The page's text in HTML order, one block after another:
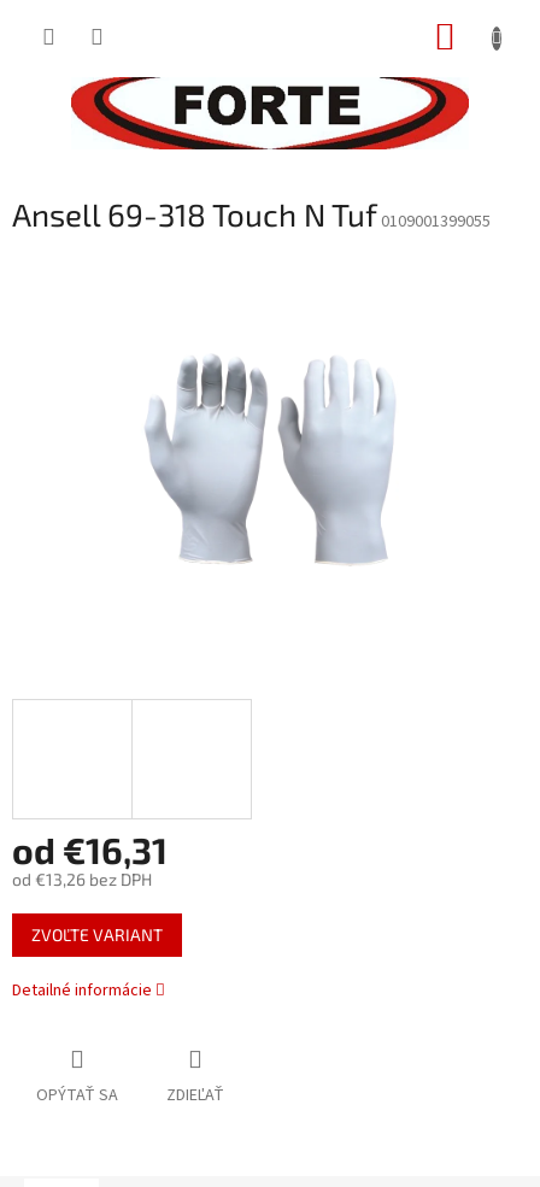
Ansell 69-318 Touch N Tuf 0109001399055
od €16,31
od €13,26 bez DPH
Jednotková
cena:
ZVOĽTE VARIANT
Detailné informácie
OPÝTAŤ SA ZDIEĽAŤ